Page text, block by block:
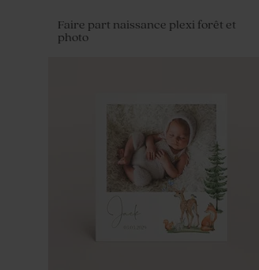
Tube à bulles baptême vert eucalyptus
Faire part naissance plexi forêt et
photo